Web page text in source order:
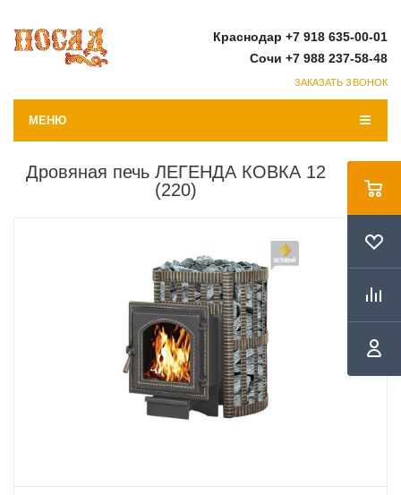
Краснодар +7 918 635-00-01
Сочи +7 988 237-58-48
ЗАКАЗАТЬ ЗВОНОК
МЕНЮ
Дровяная печь ЛЕГЕНДА КОВКА 12
(220)